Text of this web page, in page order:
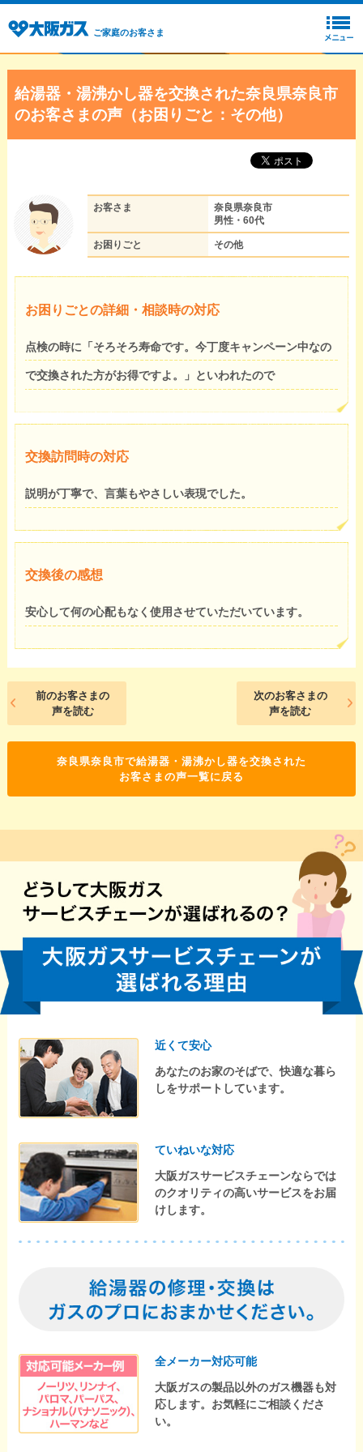
ご家庭のお客さま
給湯器・湯沸かし器を交換された奈良県奈良市
のお客さまの声（お困りごと：その他）
お客さま
奈良県奈良市
男性・60代
お困りごと その他
お困りごとの詳細・相談時の対応
点検の時に「そろそろ寿命です。今丁度キャンペーン中なの
で交換された方がお得ですよ。」といわれたので
交換訪問時の対応
説明が丁寧で、言葉もやさしい表現でした。
交換後の感想
安心して何の心配もなく使用させていただいています。
前のお客さまの
声を読む
次のお客さまの
声を読む
奈良県奈良市で給湯器・湯沸かし器を交換された
お客さまの声一覧に戻る
近くて安心
あなたのお家のそばで、快適な暮ら
しをサポートしています。
ていねいな対応
大阪ガスサービスチェーンならでは
のクオリティの高いサービスをお届
けします。
全メーカー対応可能
大阪ガスの製品以外のガス機器も対
応します。お気軽にご相談くださ
い。